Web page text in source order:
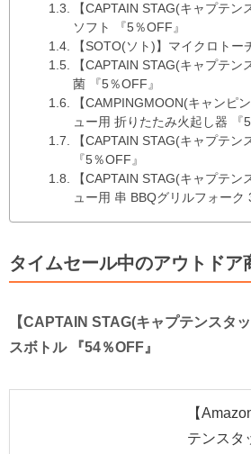
【CAPTAIN STAG(キャプテ
ソフト 『5％OFF』
【SOTO(ソト)】マイクロトー
【CAPTAIN STAG(キャプテ
菌 『5％OFF』
【CAMPINGMOON(キャンピ
ュー用 折りたたみ火起し器 『5
【CAPTAIN STAG(キャプテ
『5％OFF』
【CAPTAIN STAG(キャプテン
ュー用 串 BBQグリルフォーク
タイムセール中のアウトドア
【CAPTAIN STAG(キャプテンスタ
スボトル 『54％OFF』
【
テンスタ